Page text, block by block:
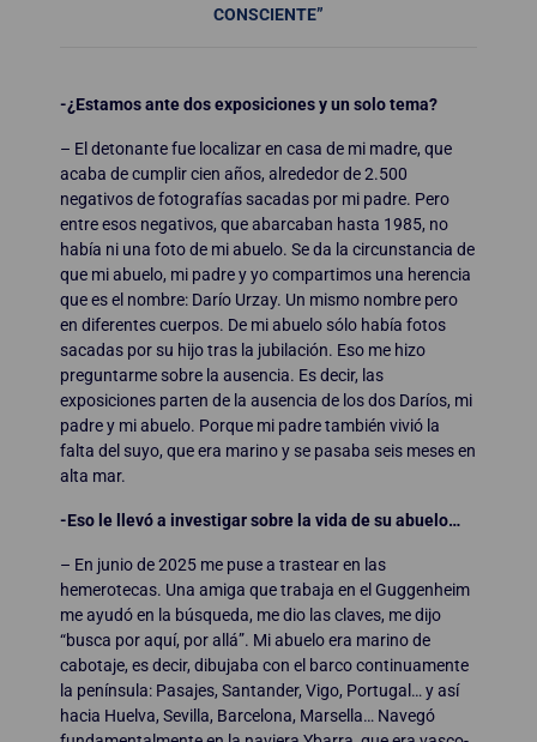
CONSCIENTE”
-¿Estamos ante dos exposiciones y un solo tema?
– El detonante fue localizar en casa de mi madre, que
acaba de cumplir cien años, alrededor de 2.500
negativos de fotografías sacadas por mi padre. Pero
entre esos negativos, que abarcaban hasta 1985, no
había ni una foto de mi abuelo. Se da la circunstancia de
que mi abuelo, mi padre y yo compartimos una herencia
que es el nombre: Darío Urzay. Un mismo nombre pero
en diferentes cuerpos. De mi abuelo sólo había fotos
sacadas por su hijo tras la jubilación. Eso me hizo
preguntarme sobre la ausencia. Es decir, las
exposiciones parten de la ausencia de los dos Daríos, mi
padre y mi abuelo. Porque mi padre también vivió la
falta del suyo, que era marino y se pasaba seis meses en
alta mar.
-Eso le llevó a investigar sobre la vida de su abuelo…
– En junio de 2025 me puse a trastear en las
hemerotecas. Una amiga que trabaja en el Guggenheim
me ayudó en la búsqueda, me dio las claves, me dijo
“busca por aquí, por allá”. Mi abuelo era marino de
cabotaje, es decir, dibujaba con el barco continuamente
la península: Pasajes, Santander, Vigo, Portugal… y así
hacia Huelva, Sevilla, Barcelona, Marsella… Navegó